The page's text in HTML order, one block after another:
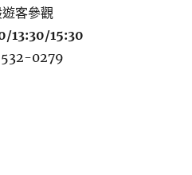
客參觀
13:30/15:30
0279